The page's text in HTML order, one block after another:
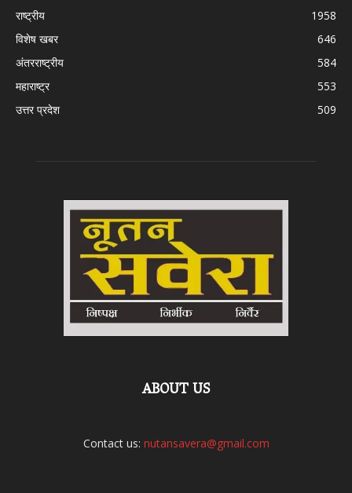
राष्ट्रीय
1958
विशेष खबर
646
अंतरराष्ट्रीय
584
महाराष्ट्र
553
उत्तर प्रदेश
509
ABOUT US
Contact us: nutansavera@gmail.com